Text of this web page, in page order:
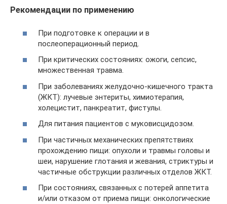
Рекомендации по применению
При подготовке к операции и в
послеоперационный период.
При критических состояниях: ожоги, сепсис,
множественная травма.
При заболеваниях желудочно-кишечного тракта
(ЖКТ): лучевые энтериты, химиотерапия,
холецистит, панкреатит, фистулы.
Для питания пациентов с муковисцидозом.
При частичных механических препятствиях
прохождению пищи: опухоли и травмы головы и
шеи, нарушение глотания и жевания, стриктуры и
частичные обструкции различных отделов ЖКТ.
При состояниях, связанных с потерей аппетита
и/или отказом от приема пищи: онкологические